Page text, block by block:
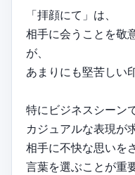
「拝顔にて」は、
相手に会うことを敬
が、
あまりにも堅苦しい
特にビジネスシーン
カジュアルな表現が
相手に不快な思いを
言葉を選ぶことが重